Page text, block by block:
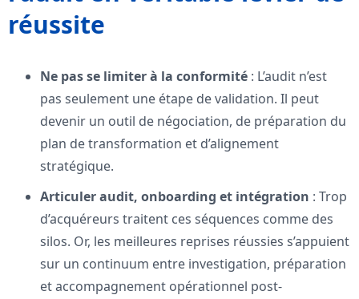
réussite
Ne pas se limiter à la conformité : L’audit n’est
pas seulement une étape de validation. Il peut
devenir un outil de négociation, de préparation du
plan de transformation et d’alignement
stratégique.
Articuler audit, onboarding et intégration : Trop
d’acquéreurs traitent ces séquences comme des
silos. Or, les meilleures reprises réussies s’appuient
sur un continuum entre investigation, préparation
et accompagnement opérationnel post-